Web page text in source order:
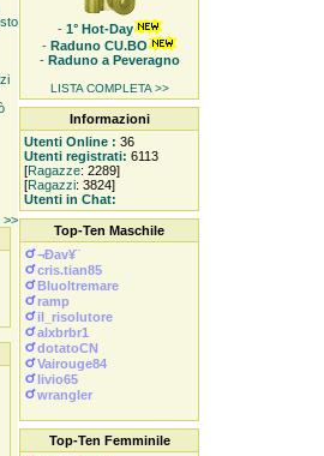
>>
- 1° Hot-Day
- Raduno CU.BO
- Raduno a Peveragno
LISTA COMPLETA >>
Informazioni
Utenti Online : 36
Utenti registrati: 6113
[Ragazze: 2289]
[Ragazzi: 3824]
Utenti in Chat:
Top-Ten Maschile
¬Ðav¥¨
cris.tian85
Bluoltremare
ramp
il_risolutore
alxbrbr1
dotatoCN
Vairouge84
livio65
wrangler
Top-Ten Femminile